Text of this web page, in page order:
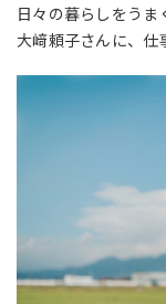
日々の暮らしをうま
大﨑頼子さんに、仕